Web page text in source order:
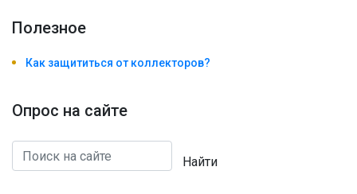
Полезноe
Как защититься от коллекторов?
Опрос на сайте
Найти